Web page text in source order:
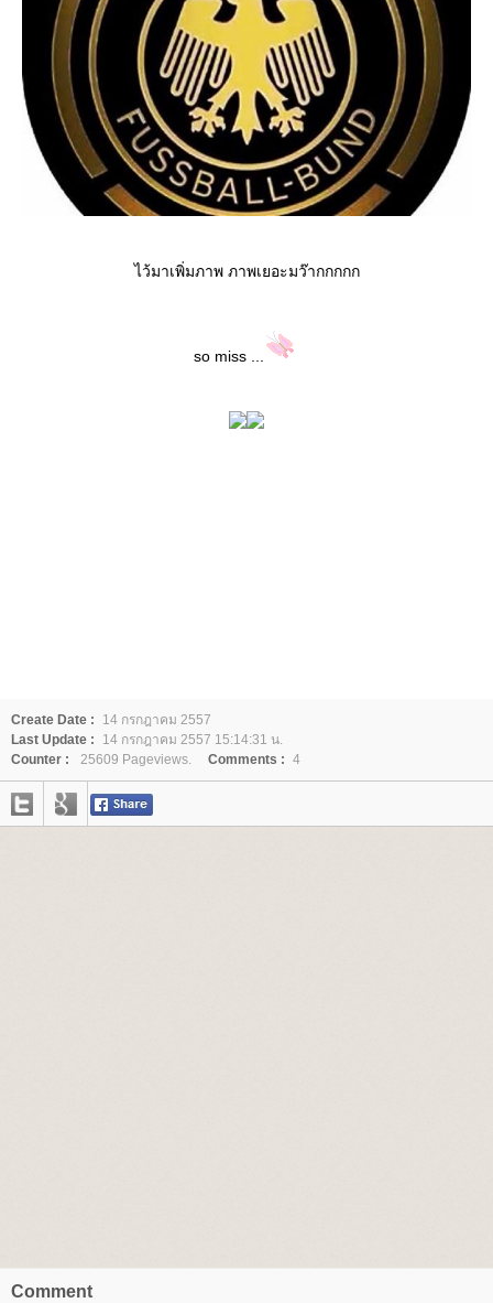
ไว้มาเพิ่มภาพ ภาพเยอะมว๊ากกกกก
so miss ...
Create Date :
14 กรกฎาคม 2557
Last Update :
14 กรกฎาคม 2557 15:14:31 น.
Counter :
25609 Pageviews. Comments : 4
Comment